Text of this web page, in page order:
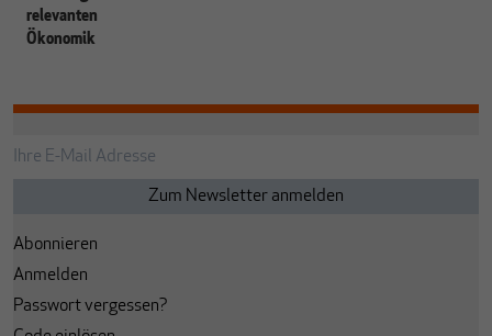
relevanten
Ökonomik
Abonnieren
Anmelden
Passwort vergessen?